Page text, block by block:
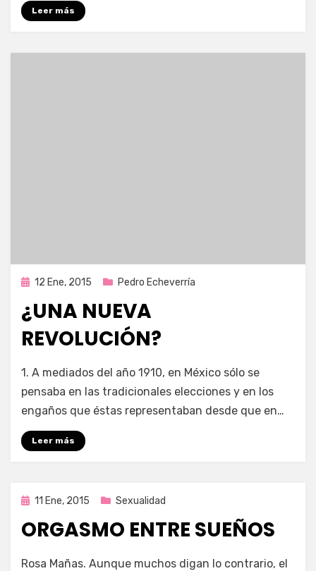
Leer más
Publicada
12 Ene, 2015 Pedro Echeverría
¿UNA NUEVA
REVOLUCIÓN?
por Enrique
1. A mediados del año 1910, en México sólo se
pensaba en las tradicionales elecciones y en los
engaños que éstas representaban desde que en…
Leer más
Publicada
11 Ene, 2015 Sexualidad
ORGASMO ENTRE SUEÑOS
porEnrique
Rosa Mañas. Aunque muchos digan lo contrario, el